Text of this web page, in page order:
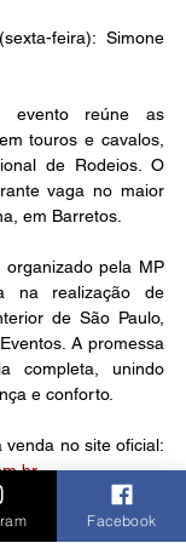
feira): Simone
evento reúne as
touros e cavalos,
de Rodeios. O
vaga no maior
em Barretos.
pela MP
na realização de
de São Paulo,
A promessa
completa, unindo
e conforto.
Facebook